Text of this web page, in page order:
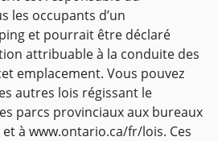
les occupants d’un
et pourrait être déclaré
attribuable à la conduite des
emplacement. Vous pouvez
autres lois régissant le
parcs provinciaux aux bureaux
à www.ontario.ca/fr/lois. Ces